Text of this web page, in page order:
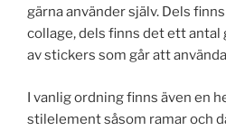
gärna använder själv. Dels
collage, dels finns det ett
av stickers som går att
I vanlig ordning finns även en
stilelement såsom ramar och